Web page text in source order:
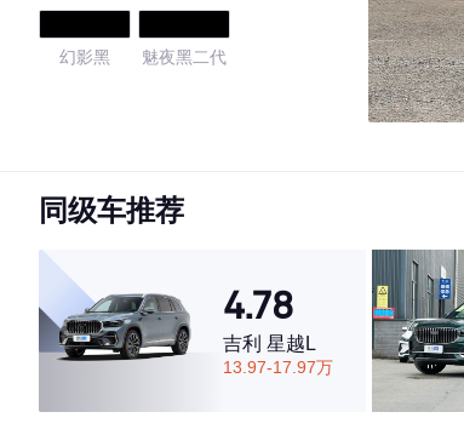
幻影黑 魅夜黑二代
·内饰表现较为优秀，优于68%同级车
·空间表现较为优秀，优于74%同级车
同级车推荐
4.78
吉利 星越L
13.97-17.97万